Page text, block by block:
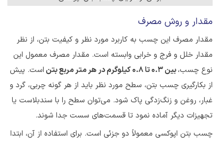
مقدار و روش مصرف
مقدار مصرف این چسب به کاربرد مورد نظر و کیفیت بتن، از نظر
مقدار خلل و فرج و خرابی وابسته است. مقدار مصرف معمول این
نوع چسب،بین 0.3 تا 0.8 کیلوگرم در هر متر مربع بتن
است. پیش
از بکارگیری چسب بتن، سطح مورد نظر باید از هر گونه چربی، گرد و
غبار، روغن و زنگ‌زدگی پاک شود. می‌توان سطح را با سندبلاست یا
تجهیزات دیگر آماده نمود تا قسمت‌های سست جدا شوند.
چسب بتن اپوکسی معمولاً دو جزئی است. برای استفاده از آن، ابتدا